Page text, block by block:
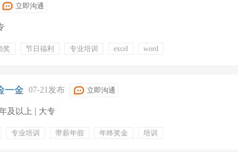
立即沟通
奖 节日福利 专业培训 excel
word
一金 07-21发布 立即沟通
及以上 | 大专
专业培训 带薪年假 年终奖金
培训